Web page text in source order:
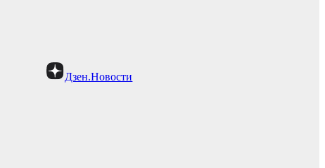
Дзен.Новости